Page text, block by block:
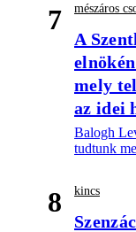
7 mészáros
A
mely
az idei
Balogh
tudtunk
8 kincs